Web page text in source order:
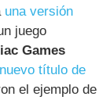
una versión
juego
Games
título de
el ejemplo de